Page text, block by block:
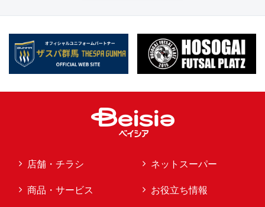
店舗・チラシ ネットスーパー
商品・サービス お役立ち情報